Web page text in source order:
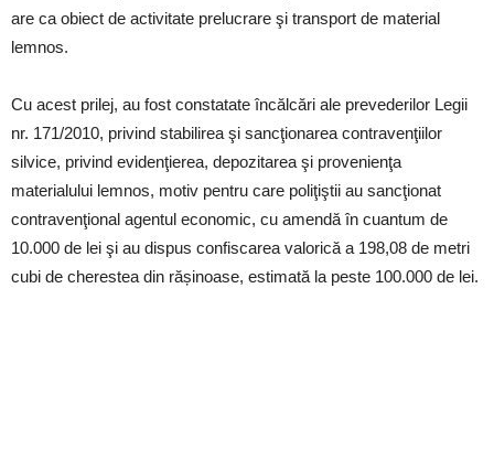
are ca obiect de activitate prelucrare şi transport de material
lemnos.
Cu acest prilej, au fost constatate încălcări ale prevederilor Legii
nr. 171/2010, privind stabilirea şi sancţionarea contravenţiilor
silvice, privind evidenţierea, depozitarea şi provenienţa
materialului lemnos, motiv pentru care poliţiştii au sancţionat
contravenţional agentul economic, cu amendă în cuantum de
10.000 de lei şi au dispus confiscarea valorică a 198,08 de metri
cubi de cherestea din rășinoase, estimată la peste 100.000 de lei.